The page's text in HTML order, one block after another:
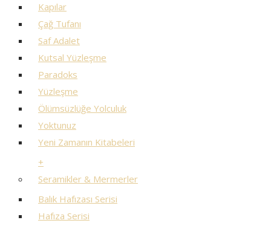
Kapılar
Çağ Tufanı
Saf Adalet
Kutsal Yüzleşme
Paradoks
Yüzleşme
Ölümsüzlüğe Yolculuk
Yoktunuz
Yeni Zamanın Kitabeleri
+
Seramikler & Mermerler
Balık Hafızası Serisi
Hafıza Serisi